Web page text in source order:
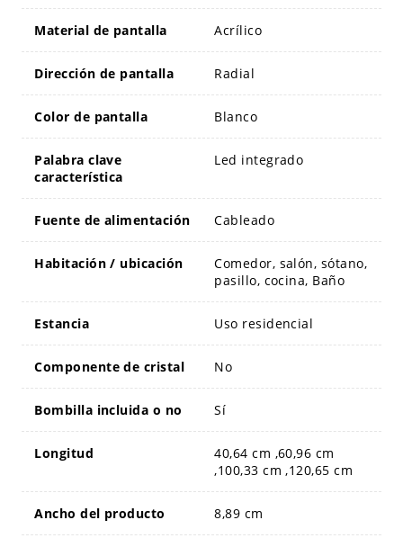
Material de pantalla Acrílico
Dirección de pantalla Radial
Color de pantalla Blanco
Palabra clave
característica
Led integrado
Fuente de alimentación Cableado
Habitación / ubicación
Comedor, salón, sótano,
pasillo, cocina, Baño
Estancia Uso residencial
Componente de cristal No
Bombilla incluida o no Sí
Longitud
40,64 cm ,60,96 cm
,100,33 cm ,120,65 cm
Ancho del producto 8,89 cm